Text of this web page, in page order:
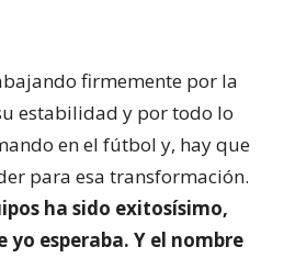
firmemente por la
estabilidad y por todo lo
en el fútbol y, hay que
para esa transformación.
ha sido exitosísimo,
yo esperaba. Y el nombre